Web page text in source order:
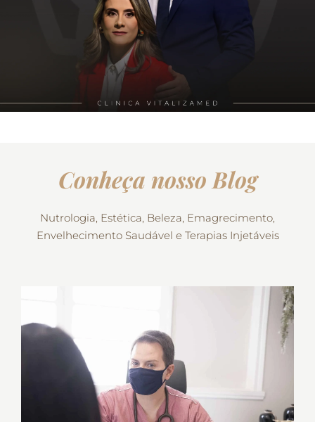
Conheça nosso Blog
Nutrologia, Estética, Beleza, Emagrecimento,
Envelhecimento Saudável e Terapias Injetáveis